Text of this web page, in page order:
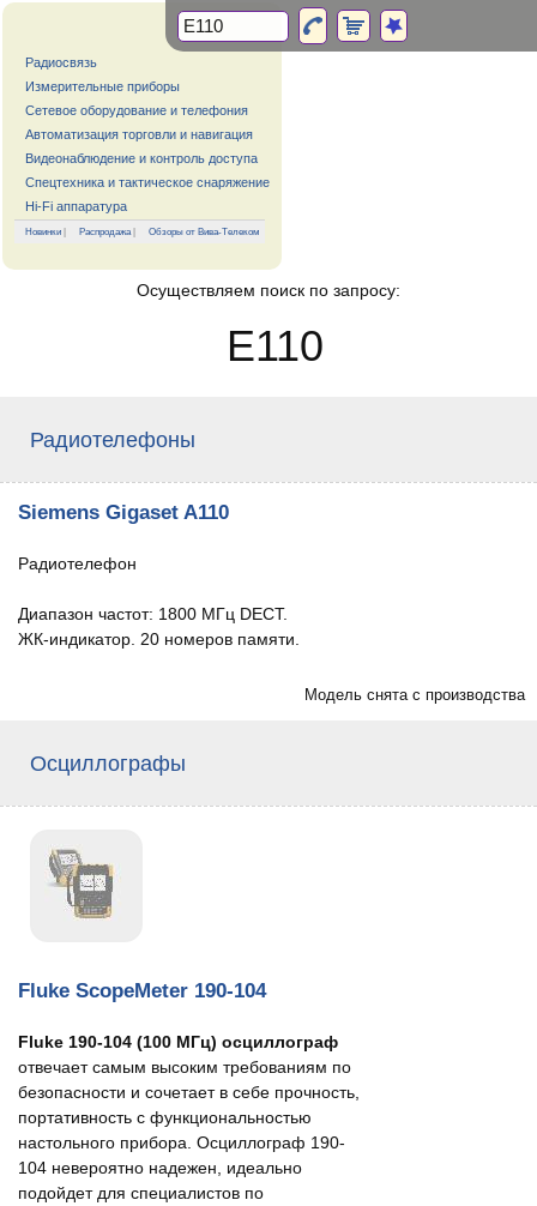
Радиосвязь
Измерительные приборы
Сетевое оборудование и телефония
Автоматизация торговли и навигация
Видеонаблюдение и контроль доступа
Спецтехника и тактическое снаряжение
Hi-Fi аппаратура
Новинки | Распродажа| Обзоры от Вива-Телеком
Осуществляем поиск по запросу:
E110
Радиотелефоны
Siemens Gigaset A110
Радиотелефон
Диапазон частот: 1800 МГц DECT.
ЖК-индикатор. 20 номеров памяти.
Модель снята с производства
Осциллографы
Fluke ScopeMeter 190-104
Fluke 190-104 (100 МГц) осциллограф
отвечает самым высоким требованиям по
безопасности и сочетает в себе прочность,
портативность с функциональностью
настольного прибора. Осциллограф 190-
104 невероятно надежен, идеально
подойдет для специалистов по